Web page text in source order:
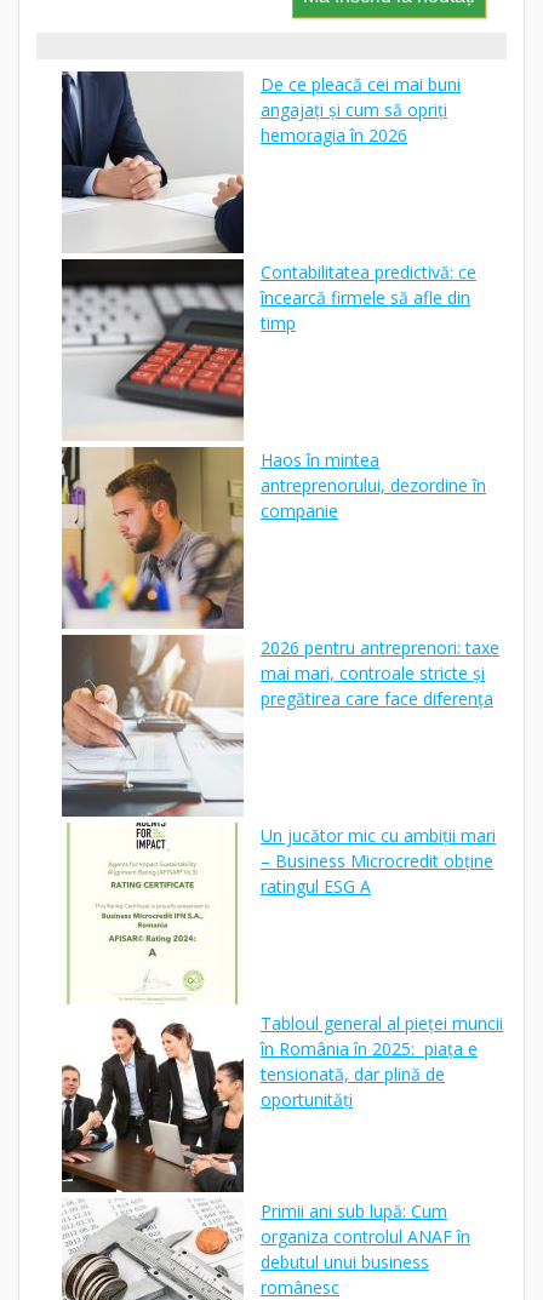
De ce pleacă cei mai buni
angajați și cum să opriți
hemoragia în 2026
Contabilitatea predictivă: ce
încearcă firmele să afle din
timp
Haos în mintea
antreprenorului, dezordine în
companie
2026 pentru antreprenori: taxe
mai mari, controale stricte și
pregătirea care face diferența
Un jucător mic cu ambiții mari
– Business Microcredit obține
ratingul ESG A
Tabloul general al pieței muncii
în România în 2025: piața e
tensionată, dar plină de
oportunități
Primii ani sub lupă: Cum
organiza controlul ANAF în
debutul unui business
românesc